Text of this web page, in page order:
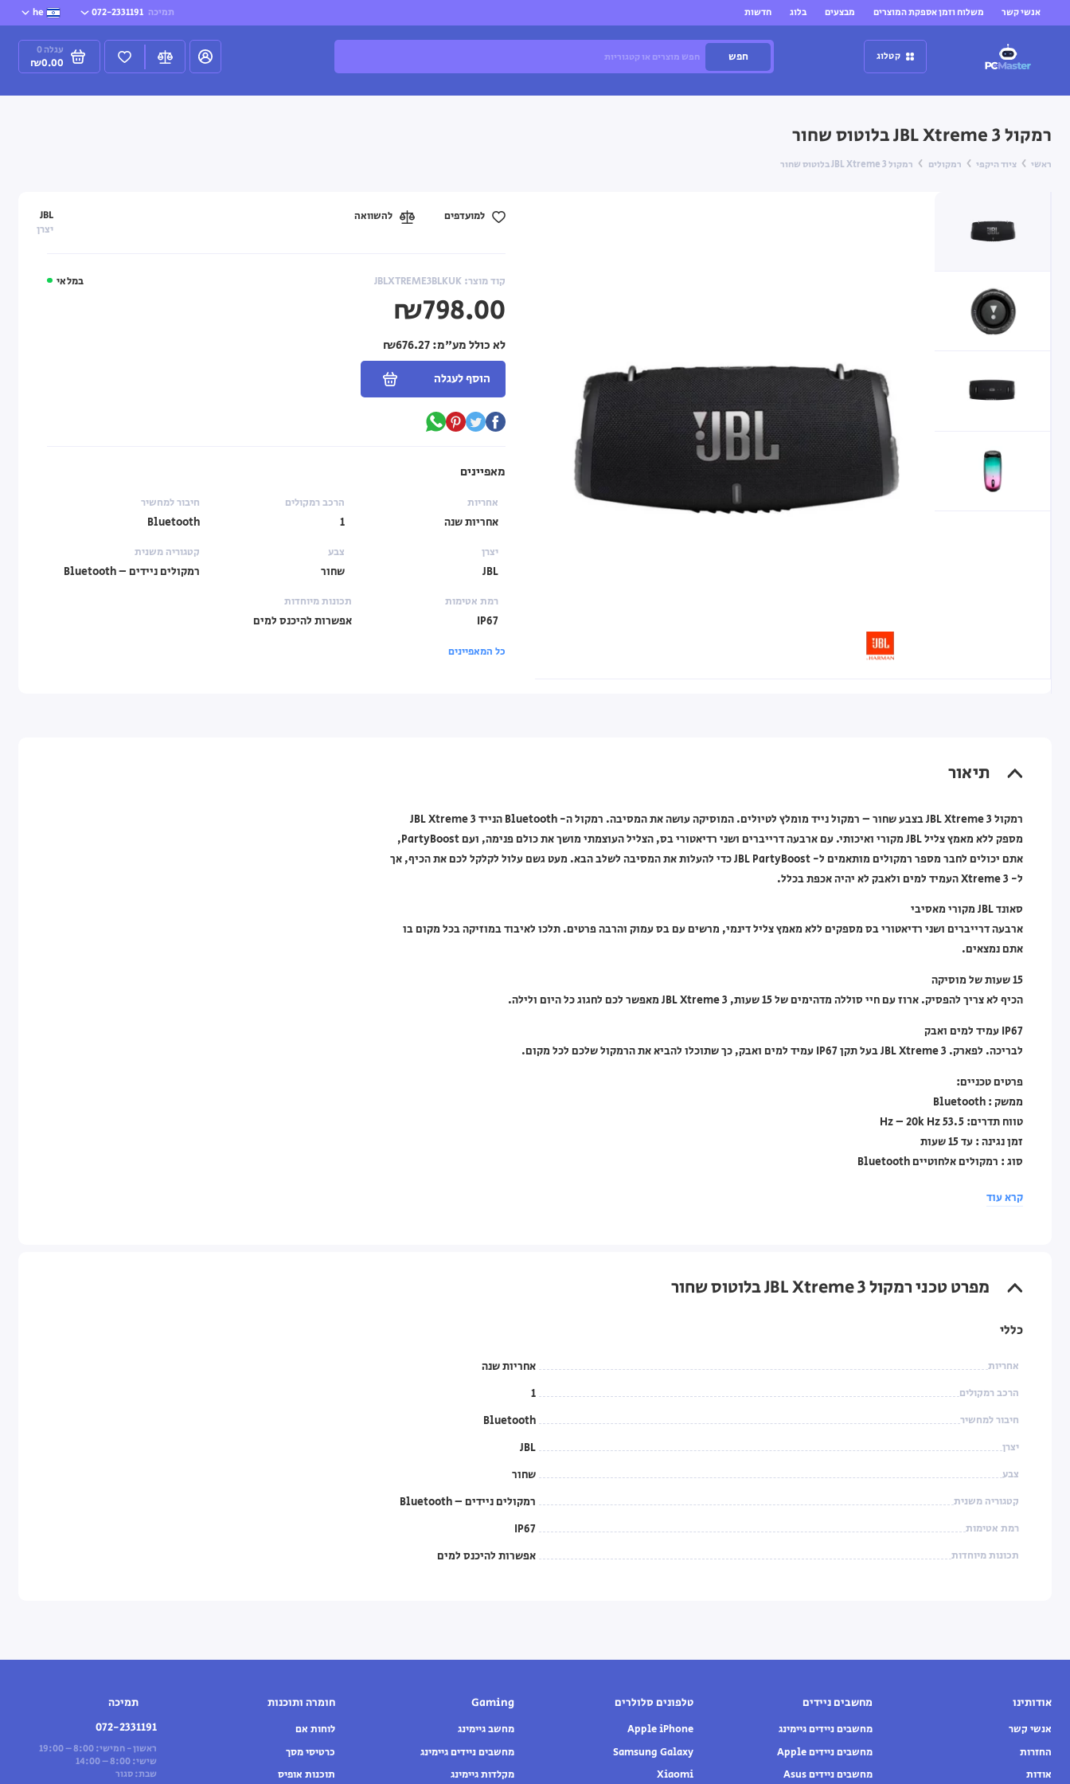
אנשי קשר משלוח וזמן אספקת המוצרים מבצעים בלוג חדשות תמיכה 072-2331191
he
קטלוג חפש עגלה 0
₪0.00
רמקול JBL Xtreme 3 בלוטוס שחור
ראשי ציוד היקפי רמקולים רמקול JBL Xtreme 3 בלוטוס שחור
במלאי קוד מוצר: JBLXTREME3BLKUK
JBL
יצרן
₪798.00
לא כולל מע"מ:
הוסף לעגלה
למועדפים להשוואה
מאפיינים
אחריות
אחריות שנה
הרכב רמקולים
1
חיבור למחשיר
Bluetooth
יצרן
JBL
צבע
שחור
קטגוריה משנית
רמקולים ניידים – Bluetooth
רמת אטימות
IP67
תכונות מיוחדות
אפשרות להיכנס למים
כל המאפיינים
תיאור
רמקול JBL Xtreme 3 בצבע שחור – רמקול נייד מומלץ לטיולים. המוסיקה עושה את המסיבה. רמקול ה- Bluetooth הנייד JBL Xtreme 3
מספק ללא מאמץ צליל JBL מקורי ואיכותי. עם ארבעה דרייברים ושני רדיאטורי בס, הצליל העוצמתי מושך את כולם פנימה, ועם PartyBoost,
אתם יכולים לחבר מספר רמקולים מותאמים ל- JBL PartyBoost כדי להעלות את המסיבה לשלב הבא. מעט גשם עלול לקלקל לכם את הכיף, אך
ל- Xtreme 3 העמיד למים ולאבק לא יהיה אכפת בכלל.
סאונד JBL מקורי מאסיבי
ארבעה דרייברים ושני רדיאטורי בס מספקים ללא מאמץ צליל דינמי, מרשים עם בס עמוק והרבה פרטים. תלכו לאיבוד במוזיקה בכל מקום בו
אתם נמצאים.
15 שעות של מוסיקה
הכיף לא צריך להפסיק. ארוז עם חיי סוללה מדהימים של 15 שעות, JBL Xtreme 3 מאפשר לכם לחגוג כל היום ולילה.
IP67 עמיד למים ואבק
לבריכה. לפארק. JBL Xtreme 3 בעל תקן IP67 עמיד למים ואבק, כך שתוכלו להביא את הרמקול שלכם לכל מקום.
פרטים טכניים:
ממשק : Bluetooth
טווח תדרים: 53.5 Hz – 20k Hz
זמן נגינה : עד 15 שעות
סוג : רמקולים אלחוטיים Bluetooth
ממדים : 298.5x136x134 מ”מ
קרא עוד
מפרט טכני רמקול JBL Xtreme 3 בלוטוס שחור
כללי
אחריות אחריות שנה
הרכב רמקולים 1
חיבור למחשיר Bluetooth
יצרן JBL
צבע שחור
קטגוריה משנית רמקולים ניידים – Bluetooth
רמת אטימות IP67
תכונות מיוחדות אפשרות להיכנס למים
אודותינו
אנשי קשר
החזרות
אודות
מחשבים ניידים
מחשבים ניידים גיימינג
מחשבים ניידים Apple
מחשבים ניידים Asus
טלפונים סלולרים
Apple iPhone
Samsung Galaxy
Xiaomi
Gaming
מחשב גיימינג
מחשבים ניידים גיימינג
מקלדות גיימינג
חומרה ותוכנות
לוחות אם
כרטיסי מסך
תוכנות אופיס
תמיכה
072-2331191
ראשון - חמישי: 8:00 – 19:00
שישי: 8:00 – 14:00
שבת: סגור